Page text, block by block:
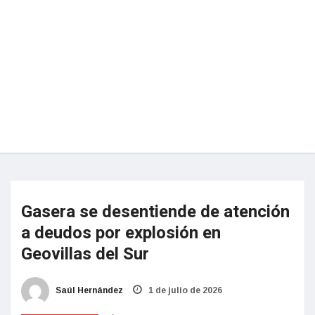
Gasera se desentiende de atención
a deudos por explosión en
Geovillas del Sur
Saúl Hernández 1 de julio de 2026